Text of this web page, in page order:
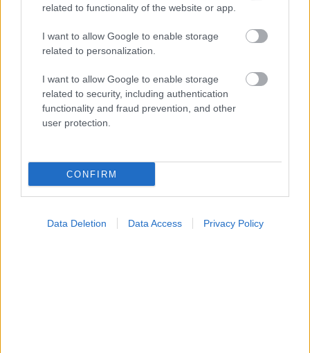
related to functionality of the website or app.
I want to allow Google to enable storage
related to personalization.
I want to allow Google to enable storage
related to security, including authentication
functionality and fraud prevention, and other
user protection.
CONFIRM
Data Deletion Data Access Privacy Policy
Παρασκευή, 09 Δεκεμβρίου 2022, 15:31
Λίγη γιόγκα επιπλέον αερόβιας άσκησης
συμβάλλει στη μείωση της υπέρτασης
Στην ομάδα της γιόγκα, η συστολική πίεση μειώθηκε κατά 10
mm Hg. Στην ομάδα των διατάσεων μειώθηκε κατά 4 mm